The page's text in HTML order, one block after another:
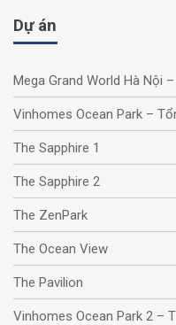
Dự án
Mega Grand World Hà Nội
Vinhomes Ocean Park –
The Sapphire 1
The Sapphire 2
The ZenPark
The Ocean View
The Pavilion
Vinhomes Ocean Park 2 –